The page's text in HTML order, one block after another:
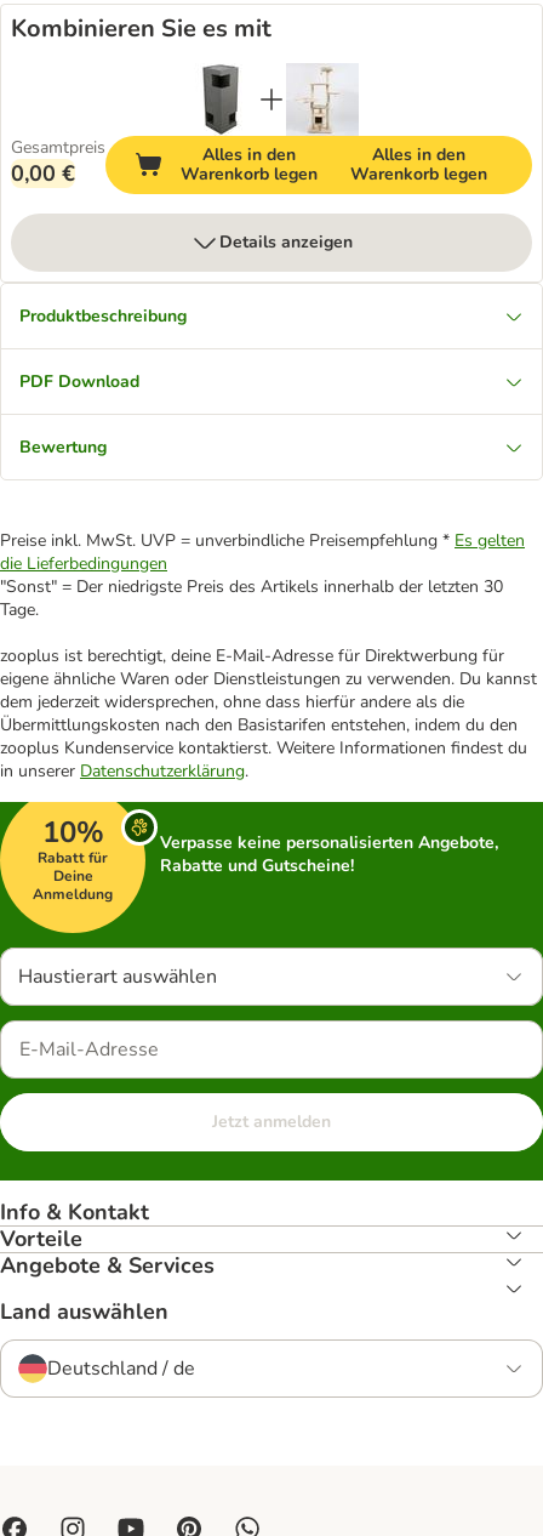
Kombinieren Sie es mit
Gesamtpreis
0,00 €
Alles in den
Warenkorb legen
Alles in den
Warenkorb legen
Details anzeigen
Produktbeschreibung
PDF Download
Bewertung
Preise inkl. MwSt. UVP = unverbindliche Preisempfehlung * Es gelten
die Lieferbedingungen
"Sonst" = Der niedrigste Preis des Artikels innerhalb der letzten 30
Tage.
zooplus ist berechtigt, deine E-Mail-Adresse für Direktwerbung für
eigene ähnliche Waren oder Dienstleistungen zu verwenden. Du kannst
dem jederzeit widersprechen, ohne dass hierfür andere als die
Übermittlungskosten nach den Basistarifen entstehen, indem du den
zooplus Kundenservice kontaktierst. Weitere Informationen findest du
in unserer Datenschutzerklärung.
10%
Rabatt für
Deine
Anmeldung
Verpasse keine personalisierten Angebote,
Rabatte und Gutscheine!
Haustierart auswählen
Jetzt anmelden
Info & Kontakt
Vorteile
Angebote & Services
Land auswählen
Deutschland / de